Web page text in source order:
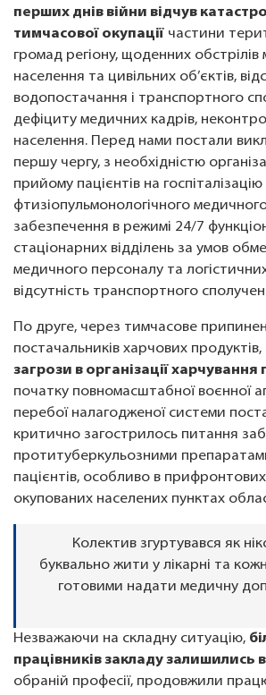
перших днів війни відчув
тимчасової окупації частини
громад регіону, щоденних обстрілів
населення та цивільних об’єктів,
водопостачання і транспортного
дефіциту медичних кадрів,
населення. Перед нами постали
першу чергу, з необхідністю
прийому пацієнтів на
фтизіопульмонологічного
забезпечення в режимі 24/7
стаціонарних відділень за умов
медичного персоналу та
відсутність транспортного
По друге, через тимчасове
постачальників харчових продуктів,
загрози в організації харчування
початку повномасштабної воєнної
перебої налагодженої системи
критично загострилось питання
протитуберкульозними
пацієнтів, особливо в
окупованих населених пунктах
Колектив згуртувався як
буквально жити у лікарні та
готовими надати медичну
Незважаючи на складну ситуацію,
працівників закладу залишились
обраній професії, продовжили